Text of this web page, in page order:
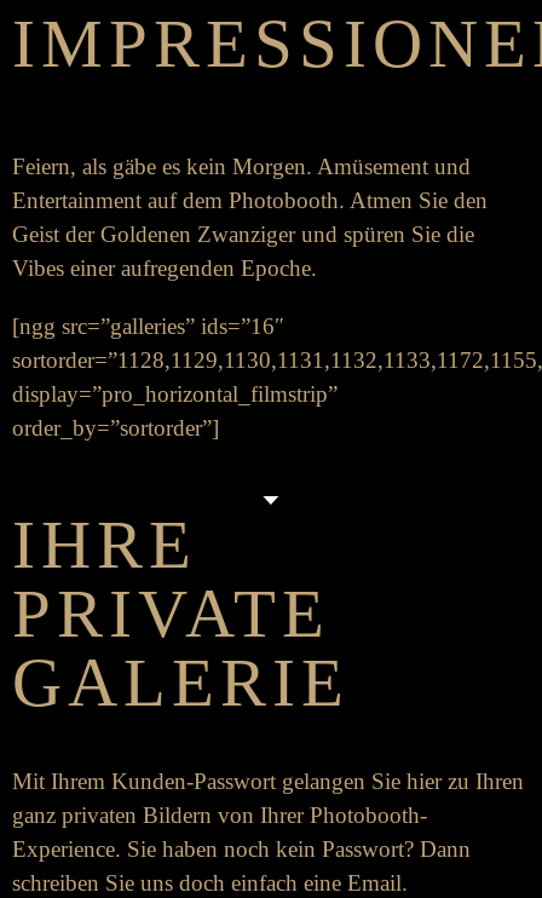
Feiern, als gäbe es kein Morgen. Amüsement und
Enter­­­tain­­ment auf dem Photo­­­booth. Atmen Sie den
Geist der Goldenen Zwanziger und spüren Sie die
Vibes einer auf­­­regenden Epoche.
[ngg src=”galleries” ids=”16″
display=”pro_horizontal_filmstrip”
order_by=”sortorder”]
IHRE
PRIVATE
GALERIE
Mit Ihrem Kunden-Pass­­wort ge­langen Sie hier zu Ihren
ganz privaten Bildern von Ihrer Photo­booth-
Experience. Sie haben noch kein Pass­­wort? Dann
schreiben Sie uns doch ein­fach eine Email.